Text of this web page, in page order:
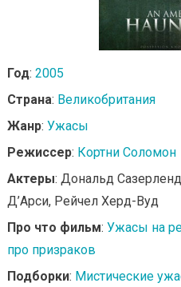
Год: 2005
Страна: Великобритания
Жанр: Ужасы
Режиссер: Кортни Соломон
Актеры: Дональд
Д’Арси, Рейчел Херд-Вуд
Про что фильм: Ужасы на
про призраков
Подборки: Мистические